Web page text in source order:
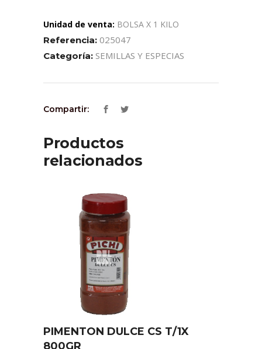
Unidad de venta: BOLSA X 1 KILO
Referencia: 025047
Categoría: SEMILLAS Y ESPECIAS
Compartir:
Productos
relacionados
PIMENTON DULCE CS T/1X
800GR